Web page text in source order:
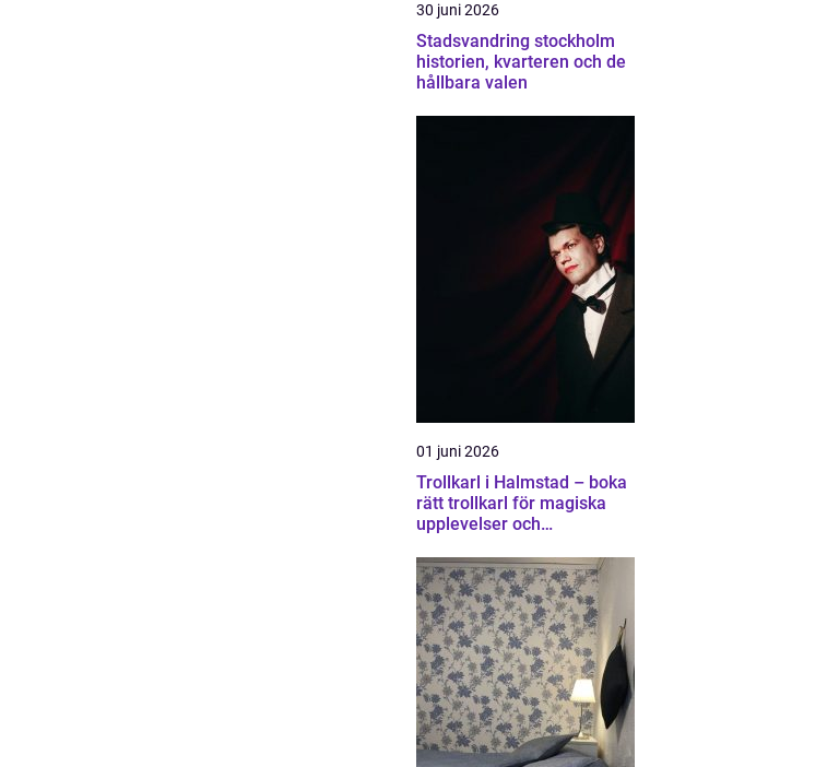
30 juni 2026
Stadsvandring stockholm
historien, kvarteren och de
hållbara valen
01 juni 2026
Trollkarl i Halmstad – boka
rätt trollkarl för magiska
upplevelser och